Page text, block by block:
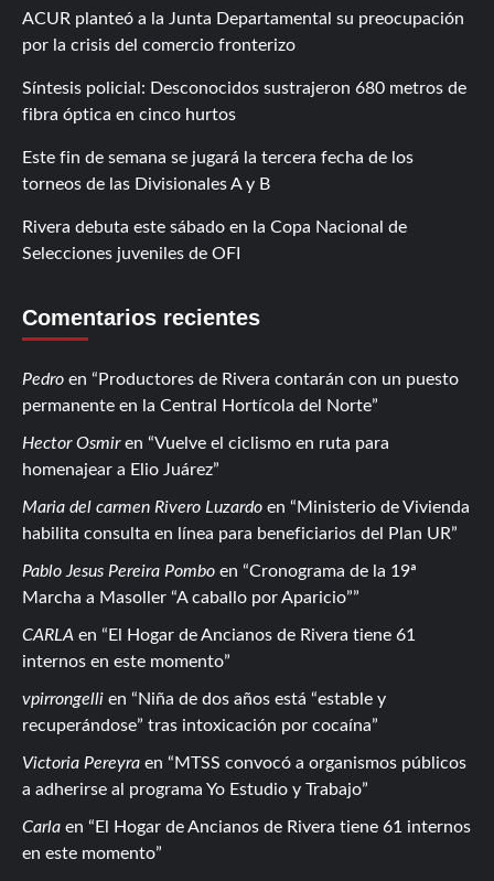
ACUR planteó a la Junta Departamental su preocupación
por la crisis del comercio fronterizo
Síntesis policial: Desconocidos sustrajeron 680 metros de
fibra óptica en cinco hurtos
Este fin de semana se jugará la tercera fecha de los
torneos de las Divisionales A y B
Rivera debuta este sábado en la Copa Nacional de
Selecciones juveniles de OFI
Comentarios recientes
Pedro en
Productores de Rivera contarán con un puesto
permanente en la Central Hortícola del Norte
Hector Osmiren
Vuelve el ciclismo en ruta para
homenajear a Elio Juárez
Maria del carmen Rivero Luzardo en
Ministerio de Vivienda
habilita consulta en línea para beneficiarios del Plan UR
Pablo Jesus Pereira Pombo en
Cronograma de la 19ª
Marcha a Masoller “A caballo por Aparicio”
CARLA en
El Hogar de Ancianos de Rivera tiene 61
internos en este momento
vpirrongelli en
Niña de dos años está “estable y
recuperándose” tras intoxicación por cocaína
Victoria Pereyra en
MTSS convocó a organismos públicos
a adherirse al programa Yo Estudio y Trabajo
Carla en
El Hogar de Ancianos de Rivera tiene 61 internos
en este momento